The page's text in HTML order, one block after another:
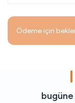
Ödeme için